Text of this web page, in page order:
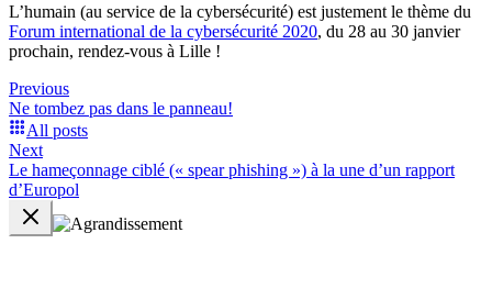
L’humain (au service de la cybersécurité) est justement le thème du
Forum international de la cybersécurité 2020, du 28 au 30 janvier
prochain, rendez-vous à Lille !
Previous
Ne tombez pas dans le panneau!
All posts
Next
Le hameçonnage ciblé (« spear phishing ») à la une d’un rapport
d’Europol